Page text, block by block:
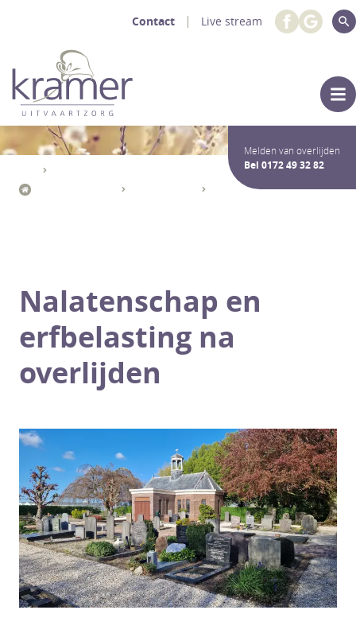
Contact Live stream
Melden van overlijden
Bel 0172 49 32 82
Uitvaartdiensten Crematie / Begrafenis
Nalatenschap en
erfbelasting na
overlijden